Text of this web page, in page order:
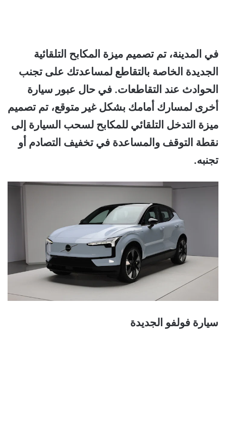
في المدينة، تم تصميم ميزة المكابح التلقائية
الجديدة الخاصة بالتقاطع لمساعدتك على تجنب
الحوادث عند التقاطعات. في حال عبور سيارة
أخرى لمسارك أمامك بشكل غير متوقع، تم تصميم
ميزة التدخل التلقائي للمكابح لسحب السيارة إلى
نقطة التوقف والمساعدة في تخفيف التصادم أو
تجنبه.
سيارة فولفو الجديدة